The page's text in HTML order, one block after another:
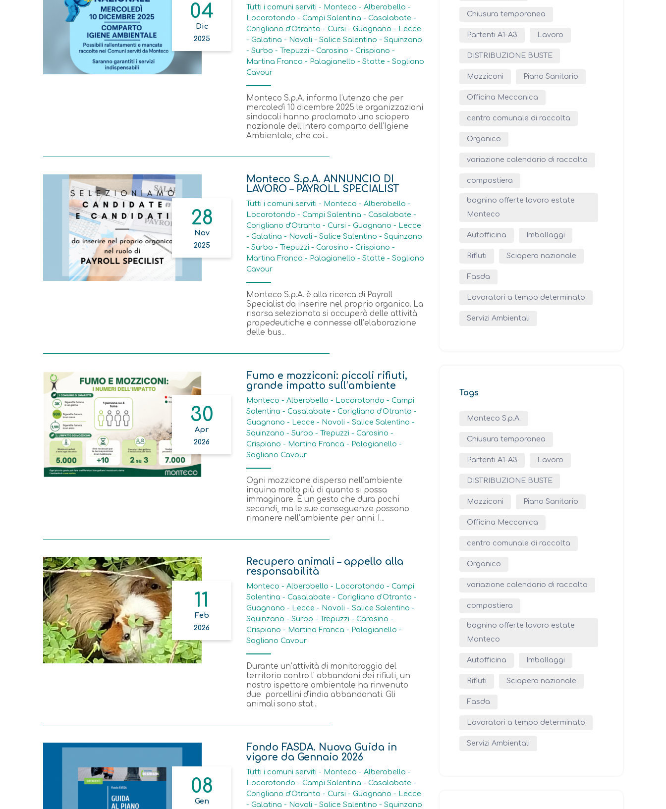
04
Dic
2025
Tutti i comuni serviti - Monteco - Alberobello -
Locorotondo - Campi Salentina - Casalabate -
Corigliano d'Otranto - Cursi - Guagnano - Lecce
- Galatina - Novoli - Salice Salentino - Squinzano
- Surbo - Trepuzzi - Carosino - Crispiano -
Martina Franca - Palagianello - Statte - Sogliano
Cavour
Monteco S.p.A. informa l’utenza che per
mercoledì 10 dicembre 2025 le organizzazioni
sindacali hanno proclamato uno sciopero
nazionale dell’intero comparto dell’Igiene
Ambientale, che coi...
28
Nov
2025
Monteco S.p.A. ANNUNCIO DI
LAVORO – PAYROLL SPECIALIST
Tutti i comuni serviti - Monteco - Alberobello -
Locorotondo - Campi Salentina - Casalabate -
Corigliano d'Otranto - Cursi - Guagnano - Lecce
- Galatina - Novoli - Salice Salentino - Squinzano
- Surbo - Trepuzzi - Carosino - Crispiano -
Martina Franca - Palagianello - Statte - Sogliano
Cavour
Monteco S.p.A. è alla ricerca di Payroll
Specialist da inserire nel proprio organico. La
risorsa selezionata si occuperà delle attività
propedeutiche e connesse all’elaborazione
delle bus...
30
Apr
2026
Fumo e mozziconi: piccoli rifiuti,
grande impatto sull’ambiente
Monteco - Alberobello - Locorotondo - Campi
Salentina - Casalabate - Corigliano d'Otranto -
Guagnano - Lecce - Novoli - Salice Salentino -
Squinzano - Surbo - Trepuzzi - Carosino -
Crispiano - Martina Franca - Palagianello -
Sogliano Cavour
Ogni mozzicone disperso nell’ambiente
inquina molto più di quanto si possa
immaginare. È un gesto che dura pochi
secondi, ma le sue conseguenze possono
rimanere nell’ambiente per anni. I...
11
Feb
2026
Recupero animali – appello alla
responsabilità
Monteco - Alberobello - Locorotondo - Campi
Salentina - Casalabate - Corigliano d'Otranto -
Guagnano - Lecce - Novoli - Salice Salentino -
Squinzano - Surbo - Trepuzzi - Carosino -
Crispiano - Martina Franca - Palagianello -
Sogliano Cavour
Durante un’attività di monitoraggio del
territorio contro l' abbandoni dei rifiuti, un
nostro ispettore ambientale ha rinvenuto
due porcellini d'india abbandonati. Gli
animali sono stat...
08
Gen
Fondo FASDA. Nuova Guida in
vigore da Gennaio 2026
Tutti i comuni serviti - Monteco - Alberobello -
Locorotondo - Campi Salentina - Casalabate -
Corigliano d'Otranto - Cursi - Guagnano - Lecce
- Galatina - Novoli - Salice Salentino - Squinzano
Chiusura temporanea
Partenti A1-A3 Lavoro
DISTRIBUZIONE BUSTE
Mozziconi Piano Sanitario
Officina Meccanica
centro comunale di raccolta
Organico
variazione calendario di raccolta
compostiera
bagnino offerte lavoro estate
Monteco
Autofficina Imballaggi
Rifiuti Sciopero nazionale
Fasda
Lavoratori a tempo determinato
Servizi Ambientali
Tags
Monteco S.p.A.
Chiusura temporanea
Partenti A1-A3 Lavoro
DISTRIBUZIONE BUSTE
Mozziconi Piano Sanitario
Officina Meccanica
centro comunale di raccolta
Organico
variazione calendario di raccolta
compostiera
bagnino offerte lavoro estate
Monteco
Autofficina Imballaggi
Rifiuti Sciopero nazionale
Fasda
Lavoratori a tempo determinato
Servizi Ambientali